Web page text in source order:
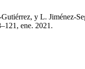
y L. Jiménez-
ene. 2021.